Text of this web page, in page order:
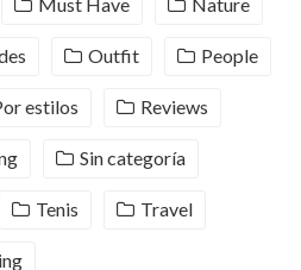
Outfit People
estilos Reviews
Sin categoría
Tenis Travel